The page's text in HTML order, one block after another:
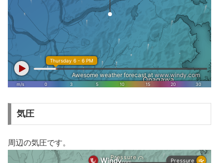
気圧
周辺の気圧です。